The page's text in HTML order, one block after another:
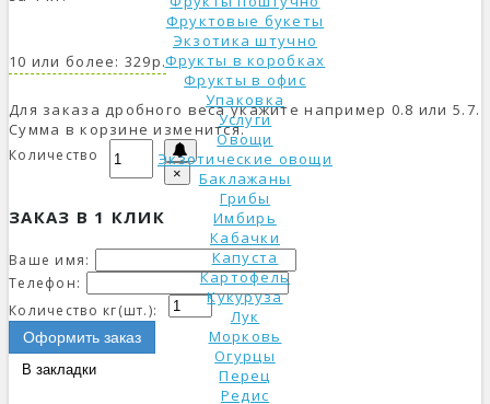
Фруктовые букеты
Экзотика штучно
Фрукты в коробках
Фрукты в офис
Упаковка
Услуги
Овощи
Экзотические овощи
Баклажаны
Грибы
Имбирь
Кабачки
Капуста
Картофель
Кукуруза
Лук
Морковь
Огурцы
Перец
Редис
10 или более: 329р.
Для заказа дробного веса укажите например 0.8 или 5.7.
Сумма в корзине изменится.
Количество
×
ЗАКАЗ В 1 КЛИК
Ваше имя:
Телефон:
Количество кг(шт.):
Оформить заказ
В закладки